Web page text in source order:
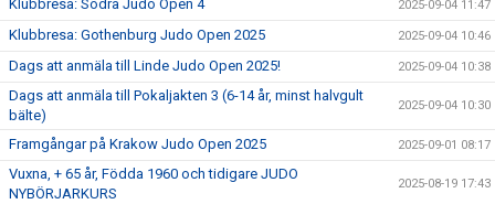
Klubbresa: Södra Judo Open 4 2025-09-04 11:47
Klubbresa: Gothenburg Judo Open 2025 2025-09-04 10:46
Dags att anmäla till Linde Judo Open 2025! 2025-09-04 10:38
Dags att anmäla till Pokaljakten 3 (6-14 år, minst halvgult
bälte)
2025-09-04 10:30
Framgångar på Krakow Judo Open 2025 2025-09-01 08:17
Vuxna, + 65 år, Födda 1960 och tidigare JUDO
NYBÖRJARKURS
2025-08-19 17:43